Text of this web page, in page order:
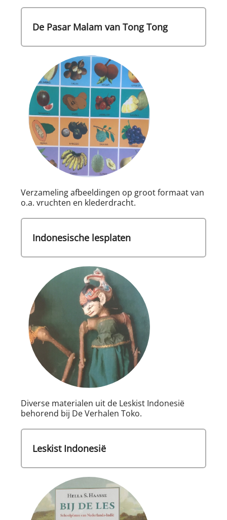
De Pasar Malam van Tong Tong
Verzameling afbeeldingen op groot formaat van
o.a. vruchten en klederdracht.
Indonesische lesplaten
Diverse materialen uit de Leskist Indonesië
behorend bij De Verhalen Toko.
Leskist Indonesië